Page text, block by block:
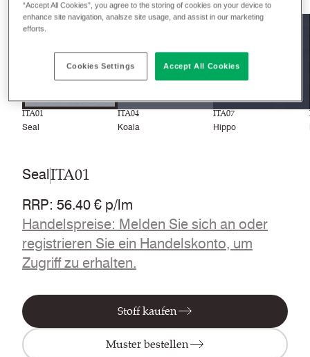
ITA01
Seal
ITA04
Koala
ITA07
Hippo
SealITA01
RRP: 56.40 € p/lm
Handelspreise: Melden Sie sich an oder
registrieren Sie ein Handelskonto, um
Zugriff zu erhalten.
Stoff kaufen
Muster bestellen
“Accept All Cookies”, you agree to the storing of cookies on your device to
enhance site navigation, analsze site usage, and assist in our marketing
efforts.
Cookies Settings Accept All Cookies